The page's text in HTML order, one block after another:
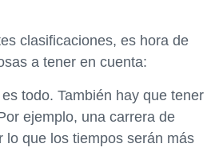
clasificaciones, es hora de
a tener en cuenta:
todo. También hay que tener
ejemplo, una carrera de
lo que los tiempos serán más